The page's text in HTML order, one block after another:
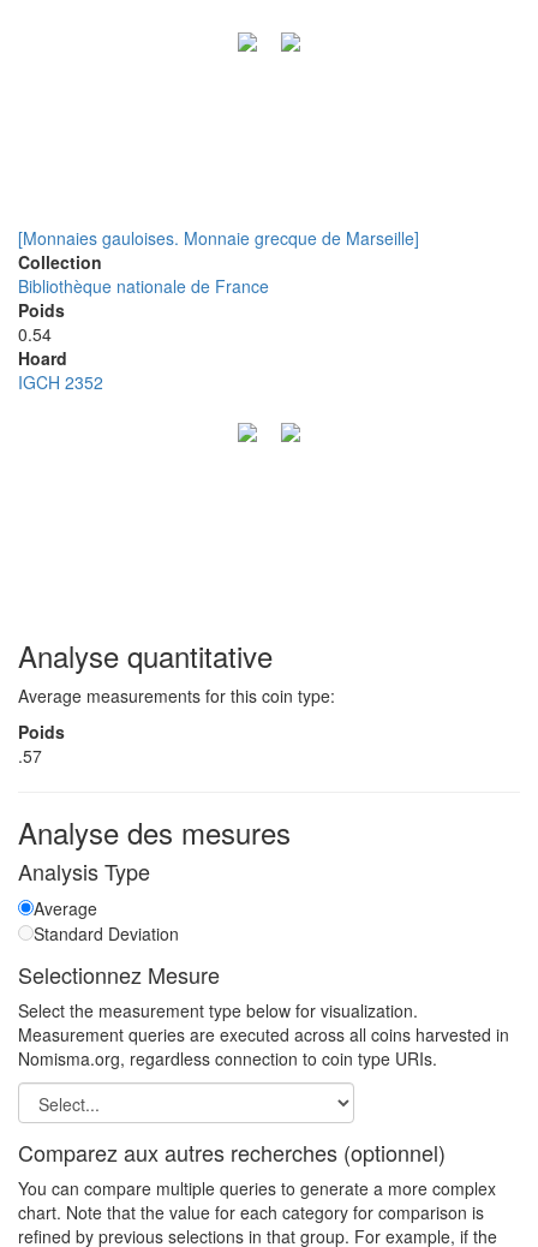
[Monnaies gauloises. Monnaie grecque de Marseille]
Collection
Bibliothèque nationale de France
Poids
0.54
Hoard
IGCH 2352
Analyse quantitative
Average measurements for this coin type:
Poids
.57
Analyse des mesures
Analysis Type
Average
Standard Deviation
Selectionnez Mesure
Select the measurement type below for visualization.
Measurement queries are executed across all coins harvested in
Nomisma.org, regardless connection to coin type URIs.
Comparez aux autres recherches (optionnel)
You can compare multiple queries to generate a more complex
chart. Note that the value for each category for comparison is
refined by previous selections in that group. For example, if the